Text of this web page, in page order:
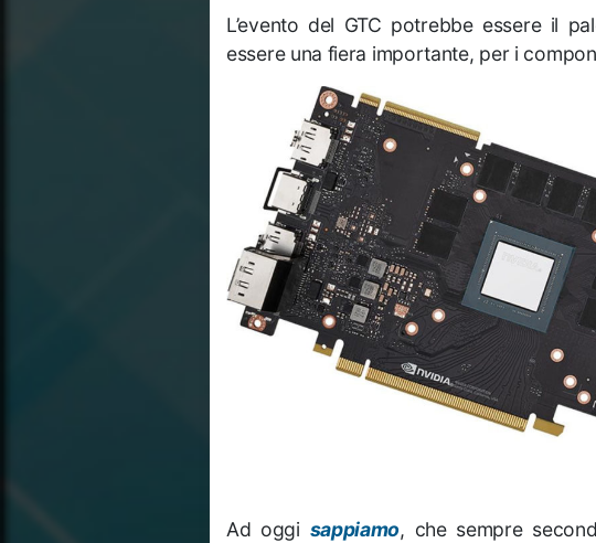
L’evento del GTC potrebbe essere il
essere una fiera importante, per i
Ad oggi sappiamo, che sempre